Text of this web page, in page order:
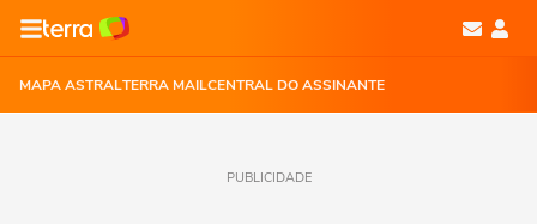
MAPA ASTRALTERRA MAILCENTRAL DO ASSINANTE
PUBLICIDADE